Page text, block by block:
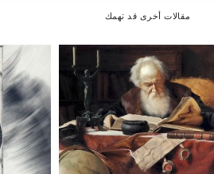
مقالات أخرى قد تهمك